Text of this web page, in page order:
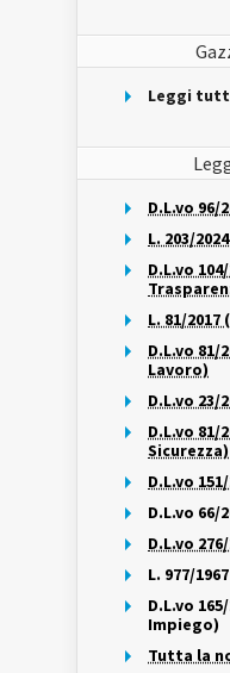
Leggi
D.L.vo
L. 203/
D.L.vo
L. 81/
D.L.vo
Lavoro)
D.L.vo 23/
D.L.vo 81/
Sicurezza)
D.L.vo
D.L.vo 66/
D.L.vo
L. 977/
D.L.vo
Impiego)
Tutta la